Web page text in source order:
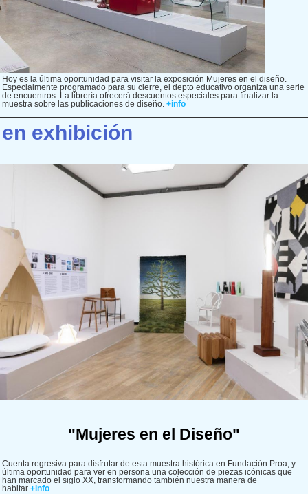
Hoy es la última oportunidad para visitar la exposición Mujeres en el diseño.
Especialmente programado para su cierre, el depto educativo organiza una serie
de encuentros. La librería ofrecerá descuentos especiales para finalizar la
muestra sobre las publicaciones de diseño. +info
en exhibición
"Mujeres en el Diseño"
Cuenta regresiva para disfrutar de esta muestra histórica en Fundación Proa, y
última oportunidad para ver en persona una colección de piezas icónicas que
han marcado el siglo XX, transformando también nuestra manera de
habitar +info